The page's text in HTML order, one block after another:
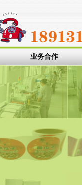
条码标签纸艾利不干胶
业务合作